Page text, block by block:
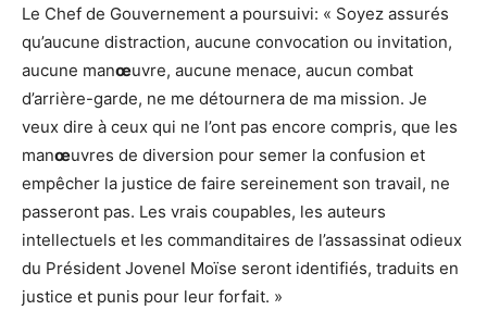
Le Chef de Gouvernement a poursuivi: « Soyez assurés
qu’aucune distraction, aucune convocation ou invitation,
aucune manœuvre, aucune menace, aucun combat
d’arrière-garde, ne me détournera de ma mission. Je
veux dire à ceux qui ne l’ont pas encore compris, que les
manœuvres de diversion pour semer la confusion et
empêcher la justice de faire sereinement son travail, ne
passeront pas. Les vrais coupables, les auteurs
intellectuels et les commanditaires de l’assassinat odieux
du Président Jovenel Moïse seront identifiés, traduits en
justice et punis pour leur forfait. »